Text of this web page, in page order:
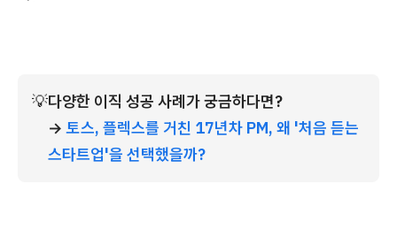
💡다양한 이직 성공 사례가 궁금하다면?
→ 토스, 플렉스를 거친 17년차 PM, 왜 '처음 듣는
스타트업'을 선택했을까?